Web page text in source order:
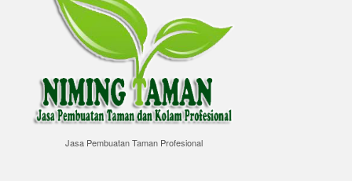
Jasa Pembuatan Taman Profesional